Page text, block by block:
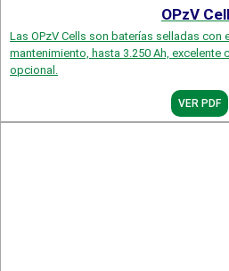
OPzV
Las OPzV Cells son baterías selladas con
mantenimiento, hasta 3.250 Ah, excelente
opcional.
VER PDF